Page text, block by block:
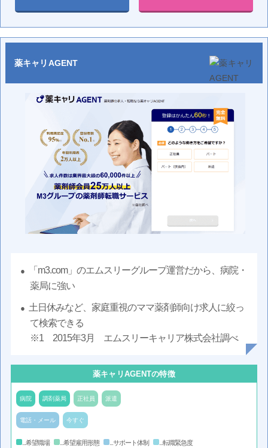
薬キャリAGENT
「m3.com」のエムスリーグループ運営だから、病院・
薬局に強い
土日休みなど、家庭重視のママ薬剤師向け求人に絞っ
て検索できる
※1 2015年3月 エムスリーキャリア株式会社調べ
薬キャリAGENTの特徴
病院 調剤薬局 正社員 派遣
電話・メール 今すぐ
...希望職場 ...希望雇用形態 ...サポート体制 ...転職緊急度